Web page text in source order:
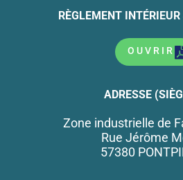
RÈGLEMENT
OUVRIR
ADRESSE
Zone industrielle de
Rue Jérôme
57380